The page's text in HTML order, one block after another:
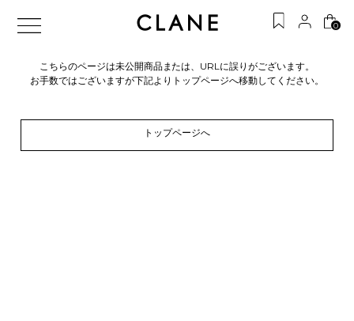
0
こちらのページは未公開商品または、URLに誤りがございます。
お手数ではございますが下記よりトップページへ移動してください。
トップページへ